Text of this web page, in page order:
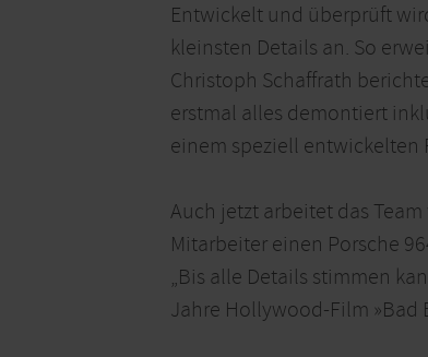
Entwickelt und überprüft
kleinsten Details an. So
Christoph Schaffrath
erstmal alles demontiert
einem speziell entwickelten
Auch jetzt arbeitet das
Mitarbeiter einen Porsche
„Bis alle Details stimmen
Jahre Hollywood-Film »Bad